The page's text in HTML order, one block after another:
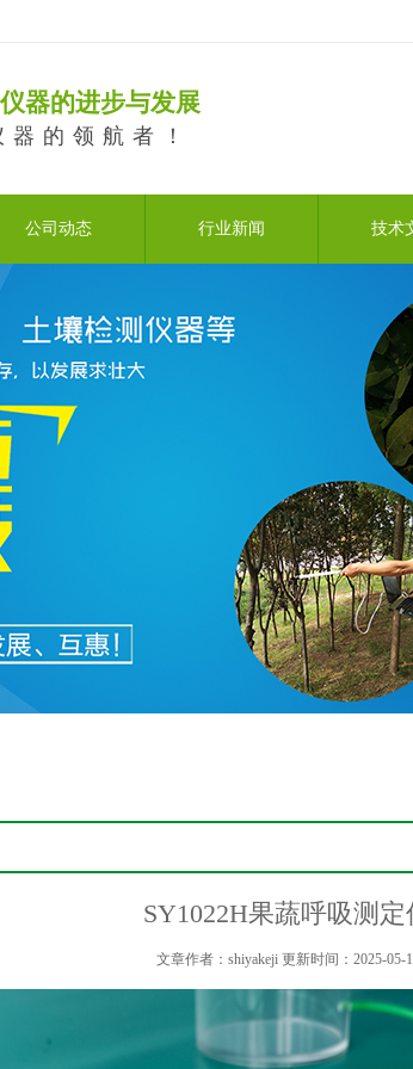
器的进步与发展
的领航者！
公司动态 行业新闻 技术
SY1022H果蔬呼吸测定
文章作者：shiyakeji 更新时间：2025-05-